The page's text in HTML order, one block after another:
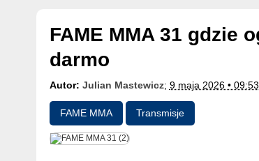
FAME MMA 31 gdzie oglądać? Transmisja online PPV i za
darmo
Autor: Julian Mastewicz; 9 maja 2026 • 09:53
FAME MMA Transmisje